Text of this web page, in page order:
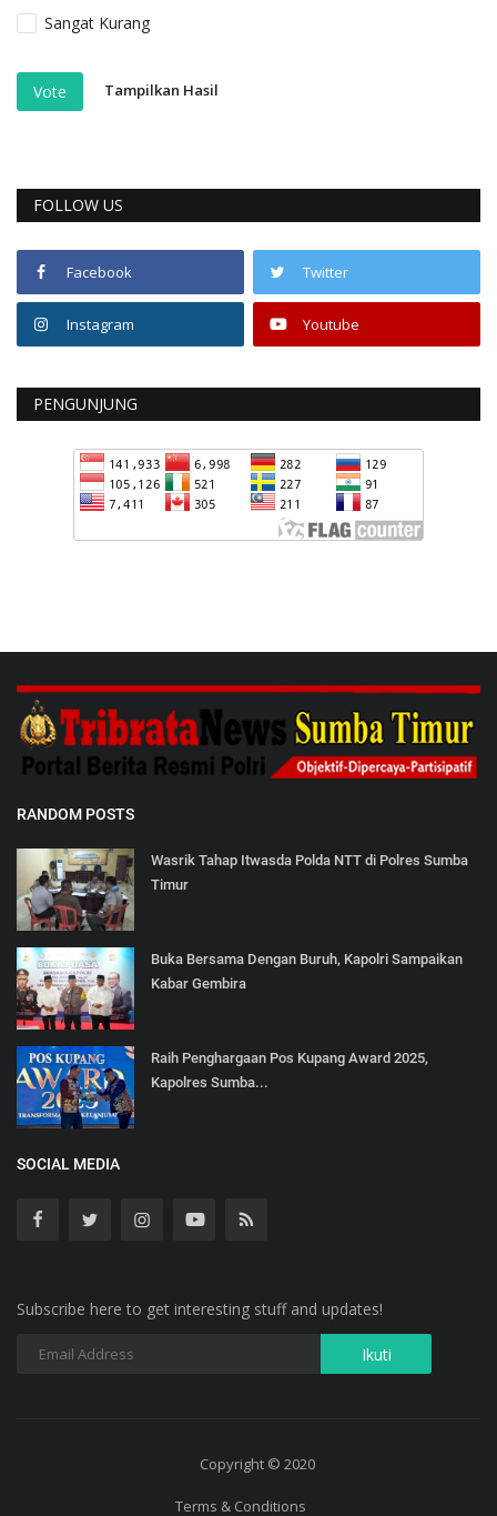
Sangat Kurang
Vote Tampilkan Hasil
FOLLOW US
Facebook Twitter
Instagram Youtube
PENGUNJUNG
RANDOM POSTS
Wasrik Tahap Itwasda Polda NTT di Polres Sumba
Timur
Buka Bersama Dengan Buruh, Kapolri Sampaikan
Kabar Gembira
Raih Penghargaan Pos Kupang Award 2025,
Kapolres Sumba...
SOCIAL MEDIA
Subscribe here to get interesting stuff and updates!
Copyright © 2020
Terms & Conditions